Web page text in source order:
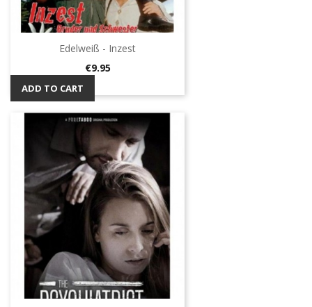
Edelweiß - Inzest
Price
€9.95
ADD TO CART